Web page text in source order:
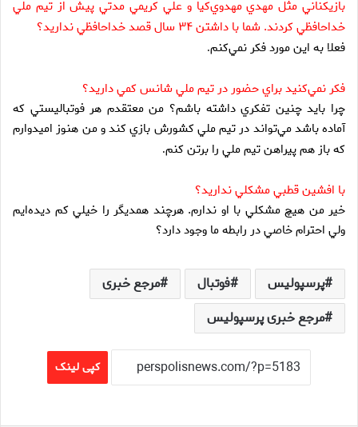
بازيكناني مثل مهدي مهدوي‌كيا و علي كريمي مدتي پيش از تيم ملي
خداحافظي كردند. شما با داشتن ۳۴ سال قصد خداحافظي نداريد؟
فعلا به اين مورد فكر نمي‌كنم.
فكر نمي‌كنيد براي حضور در تيم ملي شانس كمي داريد؟
چرا بايد چنين تفكري داشته باشم؟ من معتقدم هر فوتباليستي كه
آماده باشد مي‌تواند در تيم ملي كشورش بازي كند و من هنوز اميدوارم
كه باز هم پيراهن تيم ملي را برتن كنم.
با افشين قطبي مشكلي نداريد؟
خير من هيچ مشكلي با او ندارم. هرچند همديگر را خيلي كم ديده‌ايم
ولي احترام خاصي در رابطه ما وجود دارد؟
پرسپولیس فوتبال
مرجع خبری
مرجع خبری پرسپولیس
کپی لینک